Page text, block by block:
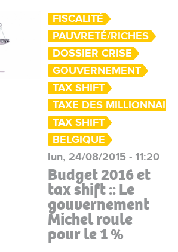
FISCALITÉ
PAUVRETÉ/RICHES
DOSSIER CRISE
GOUVERNEMENT
TAX SHIFT
TAXE DES
TAX SHIFT
BELGIQUE
lun, 24/08/2015 - 11:20
Budget 2016 et
tax shift :: Le
gouvernement
Michel roule
pour le 1 %